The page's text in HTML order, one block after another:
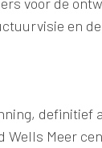
en
definitief
Meer